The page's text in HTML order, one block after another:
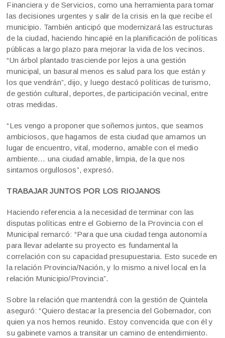
Financiera y de Servicios, como una herramienta para tomar
las decisiones urgentes y salir de la crisis en la que recibe el
municipio. También anticipó que modernizará las estructuras
de la ciudad, haciendo hincapié en la planificación de políticas
públicas a largo plazo para mejorar la vida de los vecinos.
“Un árbol plantado trasciende por lejos a una gestión
municipal, un basural menos es salud para los que están y
los que vendrán”, dijo, y luego destacó políticas de turismo,
de gestión cultural, deportes, de participación vecinal, entre
otras medidas.
“Les vengo a proponer que soñemos juntos, que seamos
ambiciosos, que hagamos de esta ciudad que amamos un
lugar de encuentro, vital, moderno, amable con el medio
ambiente… una ciudad amable, limpia, de la que nos
sintamos orgullosos”, expresó.
TRABAJAR JUNTOS POR LOS RIOJANOS
Haciendo referencia a la necesidad de terminar con las
disputas políticas entre el Gobierno de la Provincia con el
Municipal remarcó: “Para que una ciudad tenga autonomía
para llevar adelante su proyecto es fundamental la
correlación con su capacidad presupuestaria. Esto sucede en
la relación Provincia/Nación, y lo mismo a nivel local en la
relación Municipio/Provincia”.
Sobre la relación que mantendrá con la gestión de Quintela
aseguró: “Quiero destacar la presencia del Gobernador, con
quien ya nos hemos reunido. Estoy convencida que con él y
su gabinete vamos a transitar un camino de entendimiento.